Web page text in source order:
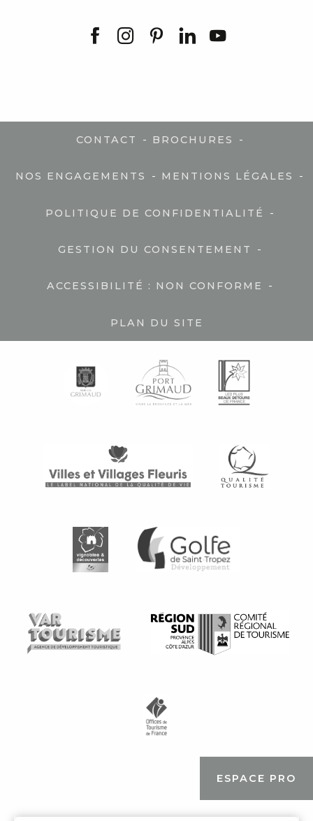
CONTACT - BROCHURES -
NOS ENGAGEMENTS - MENTIONS LÉGALES -
POLITIQUE DE CONFIDENTIALITÉ -
GESTION DU CONSENTEMENT -
ACCESSIBILITÉ : NON CONFORME -
PLAN DU SITE
ESPACE PRO